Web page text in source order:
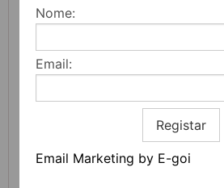
Nome:
Email:
Registar
Email Marketing by E-goi
FEIRA DO LIVRO DO PORTO
MAIS DE 200 ATIVIDADES